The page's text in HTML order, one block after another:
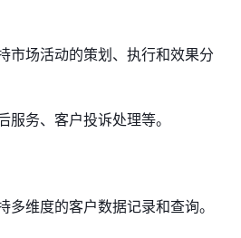
市场活动的策划、执行和效果分
服务、客户投诉处理等。
多维度的客户数据记录和查询。